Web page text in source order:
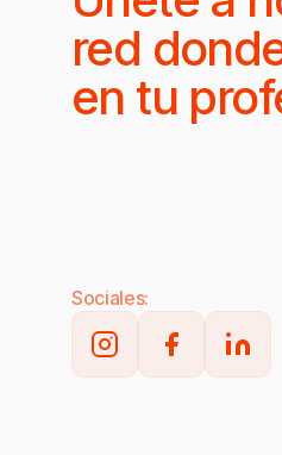
red
en tu
Sociales: